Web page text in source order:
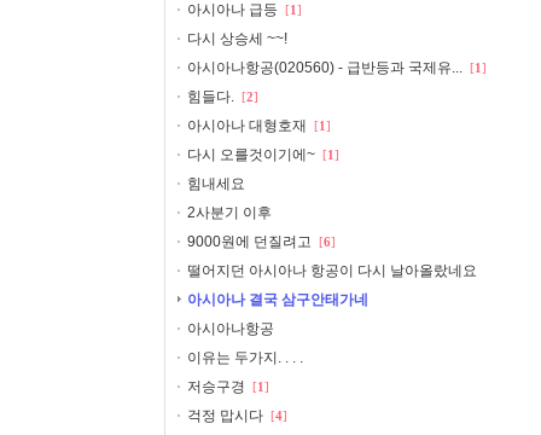
아시아나 급등 [1]
다시 상승세 ~~!
아시아나항공(020560) - 급반등과 국제유... [1]
힘들다. [2]
아시아나 대형호재 [1]
다시 오를것이기에~ [1]
힘내세요
2사분기 이후
9000원에 던질려고 [6]
떨어지던 아시아나 항공이 다시 날아올랐네요
아시아나 결국 삼구안태가네
아시아나항공
이유는 두가지. . . .
저승구경 [1]
걱정 맙시다 [4]